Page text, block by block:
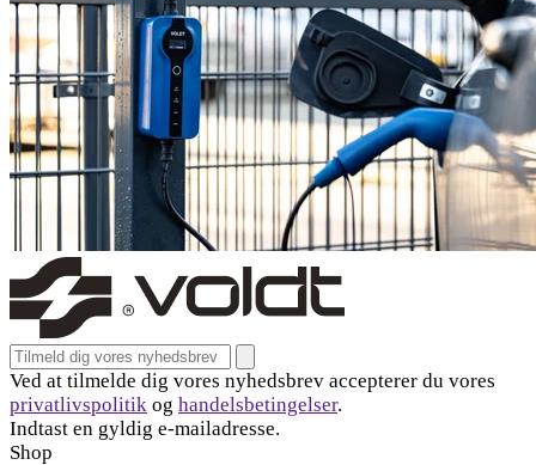
Email address for newsletter
Ved at tilmelde dig vores nyhedsbrev accepterer du vores
privatlivspolitik og handelsbetingelser.
Indtast en gyldig e-mailadresse.
Shop